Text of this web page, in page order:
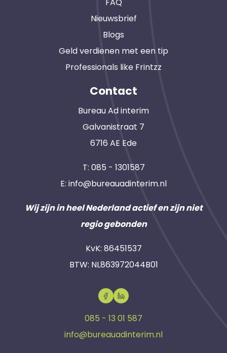
Nieuwsbrief
Blogs
Geld verdienen met een tip
Professionals like Frintzz
Contact
Bureau Ad interim
Galvanistraat 7
6716 AE Ede
T: 085 - 1301587
E: info@bureauadinterim.nl
Wij zijn in heel Nederland actief en zijn niet
regio gebonden
KvK: 86451537
BTW: NL863972044B01
085 - 13 01 587
info@bureauadinterim.nl